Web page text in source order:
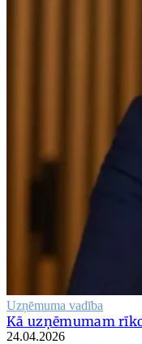
Uzņēmuma vadība
Kā uzņēmumam
24.04.2026